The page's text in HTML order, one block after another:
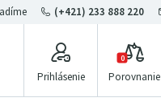
Prihlásenie Porovnanie
0
(+421) 233 888 220